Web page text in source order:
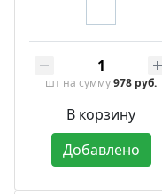
шт на сумму978 руб.
В корзину
Добавлено